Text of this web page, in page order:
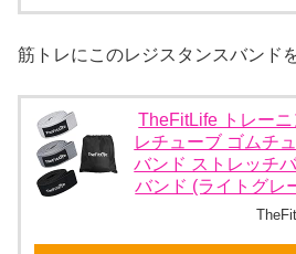
筋トレにこのレジスタンスバンド
TheFitLife トレー
レチューブ ゴムチ
バンド ストレッチ
バンド (ライトグレ